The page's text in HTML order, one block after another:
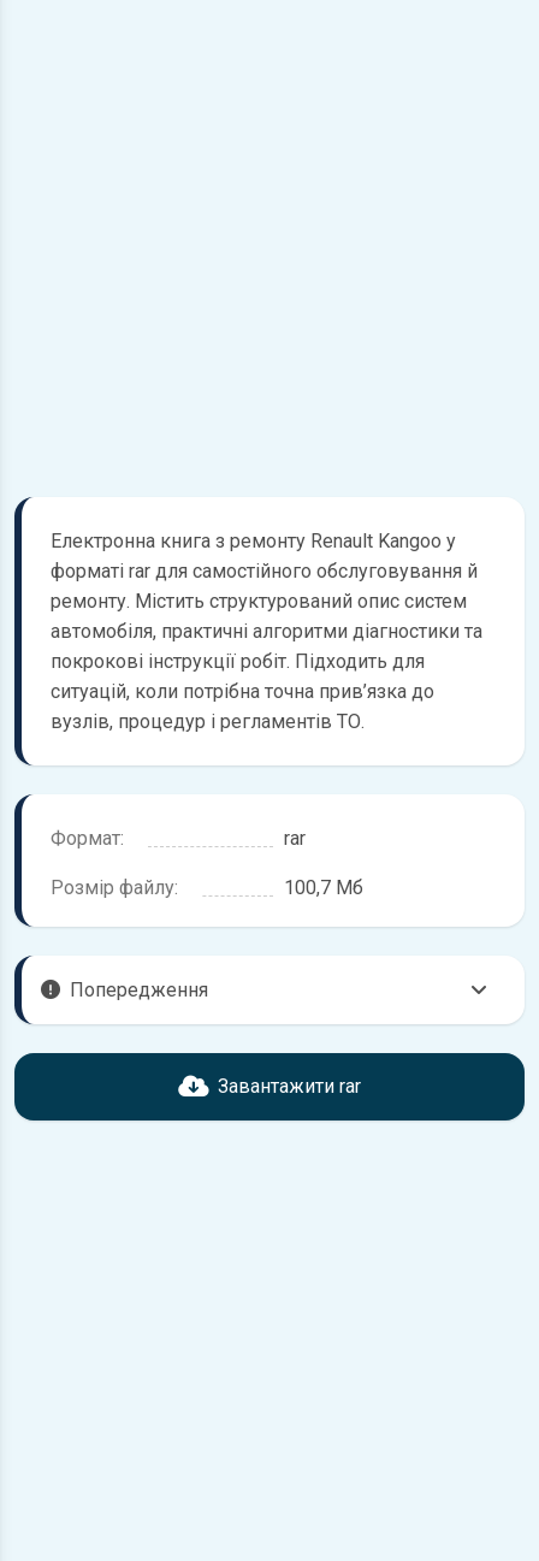
Електронна книга з ремонту Renault Kangoo у
форматі rar для самостійного обслуговування й
ремонту. Містить структурований опис систем
автомобіля, практичні алгоритми діагностики та
покрокові інструкції робіт. Підходить для
ситуацій, коли потрібна точна прив’язка до
вузлів, процедур і регламентів ТО.
Формат: rar
Розмір файлу: 100,7 Мб
Попередження
Перед завантаженням ознайомтесь з характеристиками
Renault Kangoo, що надані в книзі. Можливі розбіжності,
Завантажити rar